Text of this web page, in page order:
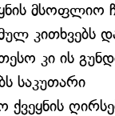
მსოფლიო
კითხვებს
კი ის
საკუთარი
ქვეყნის